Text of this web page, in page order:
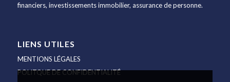
financiers, investissements immobilier, assurance de personne.
LIENS UTILES
MENTIONS LÉGALES
POLITQUE DE CONFIDENTIALITÉ